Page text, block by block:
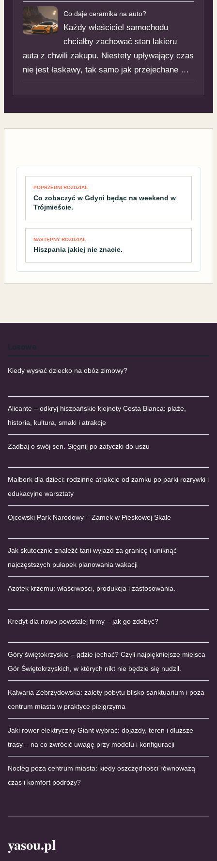
Co daje ceramika na auto?
Każdy właściciel samochodu
chciałby zachować stan lakieru
auta z chwili zakupu. Niestety upływający czas
nie jest łaskawy, tak samo jak przejechane …
Nawigacja wpisu
POPRZEDNI ROZDZIAŁ
Co zobaczyć w Gdyni będąc na weekend w
Trójmieście.
NASTĘPNY ROZDZIAŁ
Hiszpania jakiej nie znacie.
Losowe
Kiedy wysłać dziecko na obóz zimowy?
Alicante – odkryj hiszpańskie klejnoty Costa Blanca: plaże,
historia, kultura, smaki i atrakcje
Zadbaj o swój sen. Sięgnij po zatyczki do uszu
Malbork dla dzieci: rodzinne atrakcje od zamku po parki rozrywki i
edukacyjne warsztaty
Ojcowski Park Narodowy – Zamek w Pieskowej Skale
Jak skutecznie znaleźć tani wyjazd za granicę i uniknąć
najczęstszych pułapek planowania wakacji
Azotek krzemu: właściwości, produkcja i zastosowania.
Kredyt dla nowo powstałej firmy – jak go zdobyć?
Góry świętokrzyskie – gdzie jechać? Czyli najpiękniejsze miejsca
Gór Świętokrzyskich, w których nikt nie będzie się nudził.
Kalwaria Zebrzydowska: zalety pobytu blisko sanktuarium i poza
centrum miasta w praktyce pielgrzyma
Jaki rower elektryczny Giant wybrać: dojazdy, teren i dłuższe
trasy – na co zwrócić uwagę przy modelu i konfiguracji
Nocleg poza centrum miasta: kiedy oszczędności równoważą
czas i komfort podróży?
yasou.pl